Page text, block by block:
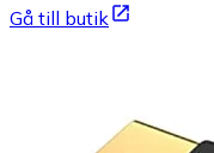
Gå till butik